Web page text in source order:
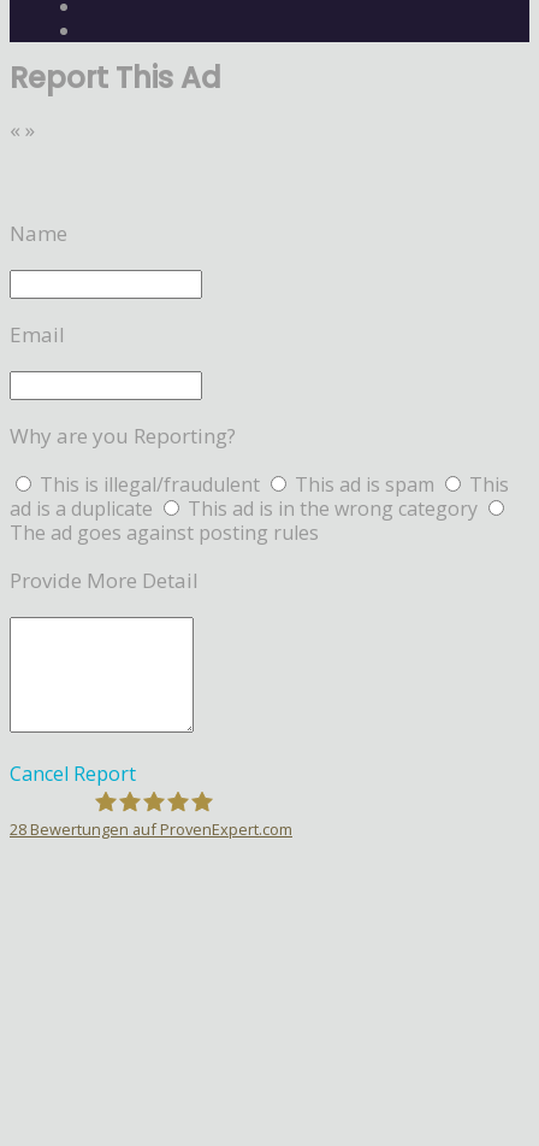
Report This Ad
« »
Name
Email
Why are you Reporting?
This is illegal/fraudulent This ad is spam
This
ad is a duplicate
This ad is in the wrong category
The ad goes against posting rules
Provide More Detail
Cancel Report
28 Bewertungen auf ProvenExpert.com